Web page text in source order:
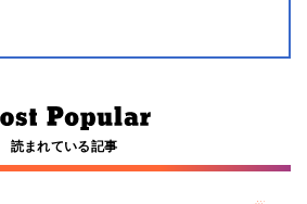
読まれている記事